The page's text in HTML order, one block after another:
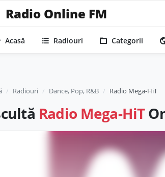
Radio Online FM
Acasă Radiouri Categorii
Radiouri Dance, Pop, R&B Radio Mega-HiT
Radio Mega-HiT